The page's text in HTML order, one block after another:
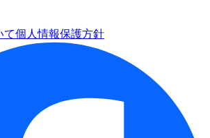
て個人情報保護方針